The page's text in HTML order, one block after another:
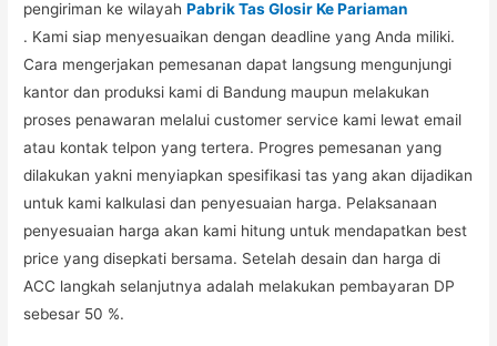
pengiriman ke wilayahPabrik Tas Glosir Ke Pariaman
. Kami siap menyesuaikan dengan deadline yang Anda miliki.
Cara mengerjakan pemesanan dapat langsung mengunjungi
kantor dan produksi kami di Bandung maupun melakukan
proses penawaran melalui customer service kami lewat email
atau kontak telpon yang tertera. Progres pemesanan yang
dilakukan yakni menyiapkan spesifikasi tas yang akan dijadikan
untuk kami kalkulasi dan penyesuaian harga. Pelaksanaan
penyesuaian harga akan kami hitung untuk mendapatkan best
price yang disepkati bersama. Setelah desain dan harga di
ACC langkah selanjutnya adalah melakukan pembayaran DP
sebesar 50 %.